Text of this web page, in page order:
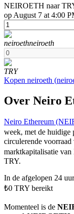
USDT-futures
Futures met
COIN-M-
TradFi
Derivaten voor
NEIROETH naar
op August 7 at 4:00
neiroethneiroeth
TRY
Kopen neiroeth (
Over Neiro
Neiro Ethereum
week, met de huidige
circulerende
marktkapitalisatie
TRY.
In de afgelopen 24
₺0 TRY bereikt
Momenteel is de